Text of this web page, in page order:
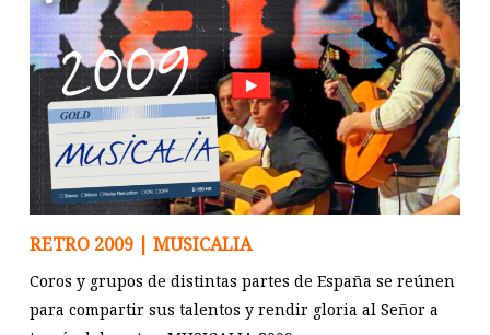
RETRO 2009 | MUSICALIA
Coros y grupos de distintas partes de España se reúnen
para compartir sus talentos y rendir gloria al Señor a